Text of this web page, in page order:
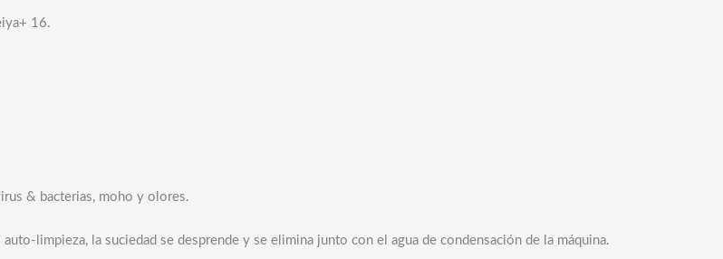
16.
& bacterias, moho y olores.
limpieza, la suciedad se desprende y se elimina junto con el agua de condensación de la máquina.